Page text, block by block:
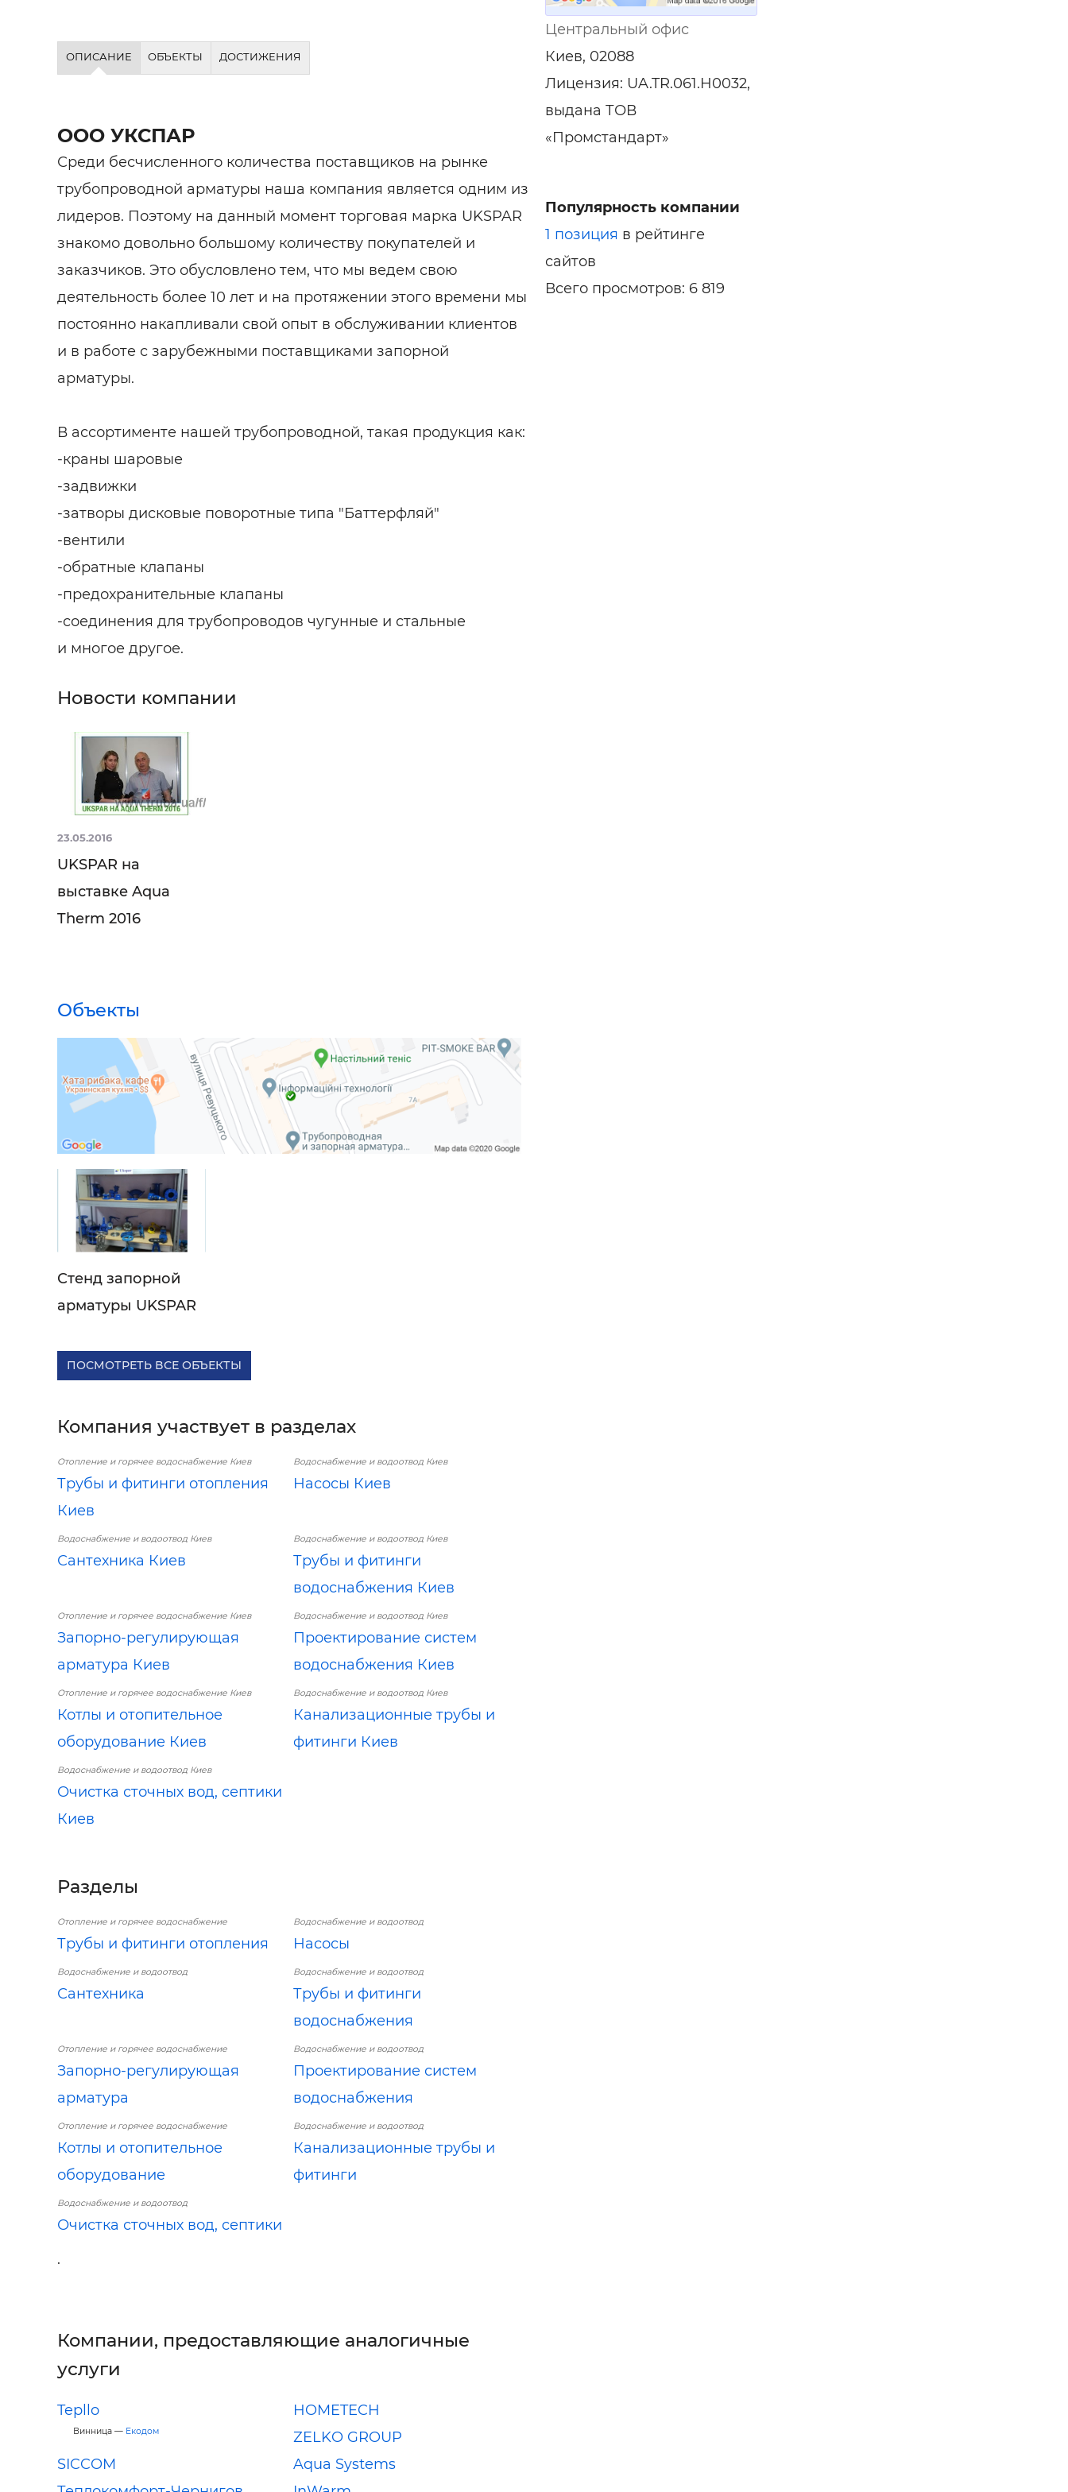
ОПИСАНИЕ ОБЪЕКТЫ ДОСТИЖЕНИЯ
ООО УКСПАР
Среди бесчисленного количества поставщиков на рынке
трубопроводной арматуры наша компания является одним из
лидеров. Поэтому на данный момент торговая марка UKSPAR
знакомо довольно большому количеству покупателей и
заказчиков. Это обусловлено тем, что мы ведем свою
деятельность более 10 лет и на протяжении этого времени мы
постоянно накапливали свой опыт в обслуживании клиентов
и в работе с зарубежными поставщиками запорной
арматуры.
В ассортименте нашей трубопроводной, такая продукция как:
-краны шаровые
-задвижки
-затворы дисковые поворотные типа "Баттерфляй"
-вентили
-обратные клапаны
-предохранительные клапаны
-соединения для трубопроводов чугунные и стальные
и многое другое.
Новости компании
23.05.2016
UKSPAR на
выставке Aqua
Therm 2016
Объекты
Стенд запорной
арматуры UKSPAR
ПОСМОТРЕТЬ ВСЕ ОБЪЕКТЫ
Компания участвует в разделах
Отопление и горячее водоснабжение Киев
Трубы и фитинги отопления
Киев
Водоснабжение и водоотвод Киев
Насосы Киев
Водоснабжение и водоотвод Киев
Сантехника Киев
Водоснабжение и водоотвод Киев
Трубы и фитинги
водоснабжения Киев
Отопление и горячее водоснабжение Киев
Запорно-регулирующая
арматура Киев
Водоснабжение и водоотвод Киев
Проектирование систем
водоснабжения Киев
Отопление и горячее водоснабжение Киев
Котлы и отопительное
оборудование Киев
Водоснабжение и водоотвод Киев
Канализационные трубы и
фитинги Киев
Водоснабжение и водоотвод Киев
Очистка сточных вод, септики
Киев
Разделы
Отопление и горячее водоснабжение
Трубы и фитинги отопления
Водоснабжение и водоотвод
Насосы
Водоснабжение и водоотвод
Сантехника
Водоснабжение и водоотвод
Трубы и фитинги
водоснабжения
Отопление и горячее водоснабжение
Запорно-регулирующая
арматура
Водоснабжение и водоотвод
Проектирование систем
водоснабжения
Отопление и горячее водоснабжение
Котлы и отопительное
оборудование
Водоснабжение и водоотвод
Канализационные трубы и
фитинги
Водоснабжение и водоотвод
Очистка сточных вод, септики
.
Компании, предоставляющие аналогичные
услуги
Tepllo
Винница — Екодом
HOMETECH
ZELKO GROUP
SICCOM
Aqua Systems
Центральный офис
Киев, 02088
Лицензия: UA.TR.061.H0032,
выдана ТОВ
«Промстандарт»
Популярность компании
1 позиция в рейтинге
сайтов
Всего просмотров: 6 819